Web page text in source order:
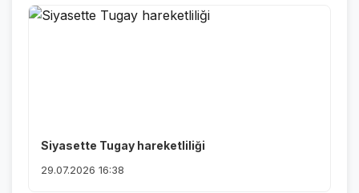
Siyasette Tugay hareketliliği
29.07.2026 16:38